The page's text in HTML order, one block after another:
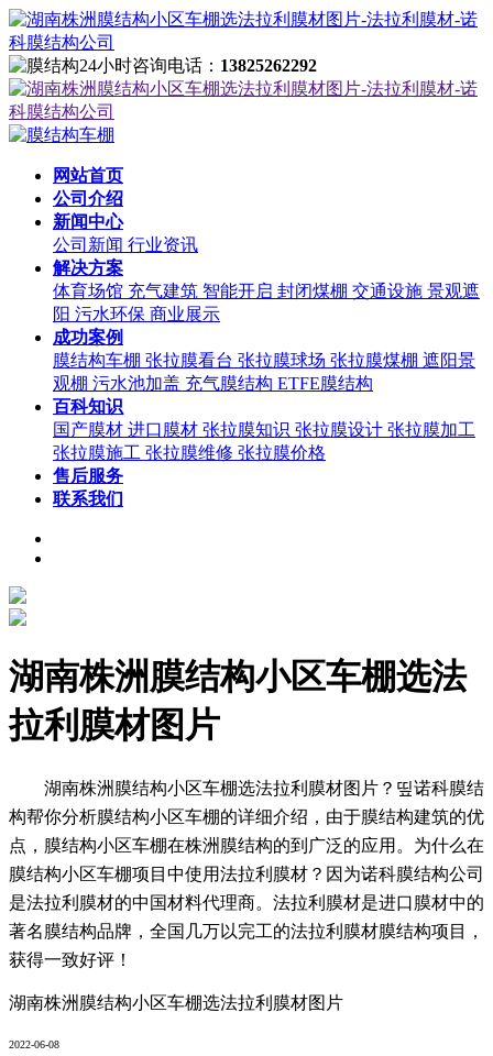
24小时咨询电话： 13825262292
网站首页
公司介绍
新闻中心
公司新闻 行业资讯
解决方案
体育场馆 充气建筑 智能开启 封闭煤棚 交通设施 景观遮
阳 污水环保 商业展示
成功案例
膜结构车棚 张拉膜看台 张拉膜球场 张拉膜煤棚 遮阳景
观棚 污水池加盖 充气膜结构 ETFE膜结构
百科知识
国产膜材 进口膜材 张拉膜知识 张拉膜设计 张拉膜加工
张拉膜施工 张拉膜维修 张拉膜价格
售后服务
联系我们
湖南株洲膜结构小区车棚选法
拉利膜材图片
湖南株洲膜结构小区车棚选法拉利膜材图片？띺诺科膜结
构帮你分析膜结构小区车棚的详细介绍，由于膜结构建筑的优
点，膜结构小区车棚在株洲膜结构的到广泛的应用。为什么在
膜结构小区车棚项目中使用法拉利膜材？因为诺科膜结构公司
是法拉利膜材的中国材料代理商。法拉利膜材是进口膜材中的
著名膜结构品牌，全国几万以完工的法拉利膜材膜结构项目，
获得一致好评！
湖南株洲膜结构小区车棚选法拉利膜材图片
2022-06-08